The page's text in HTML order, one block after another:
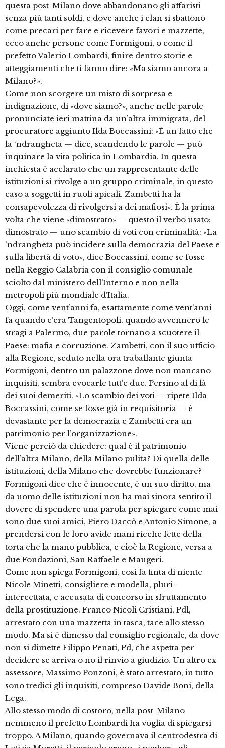
questa post-Milano dove abbandonano gli affaristi
senza più tanti soldi, e dove anche i clan si sbattono
come precari per fare e ricevere favori e mazzette,
ecco anche persone come Formigoni, o come il
prefetto Valerio Lombardi, finire dentro storie e
atteggiamenti che ti fanno dire: «Ma siamo ancora a
Milano?».
Come non scorgere un misto di sorpresa e
indignazione, di «dove siamo?», anche nelle parole
pronunciate ieri mattina da un’altra immigrata, del
procuratore aggiunto Ilda Boccassini: «È un fatto che
la ‘ndrangheta — dice, scandendo le parole — può
inquinare la vita politica in Lombardia. In questa
inchiesta è acclarato che un rappresentante delle
istituzioni si rivolge a un gruppo criminale, in questo
caso a soggetti in ruoli apicali. Zambetti ha la
consapevolezza di rivolgersi a dei mafiosi». È la prima
volta che viene «dimostrato» — questo il verbo usato:
dimostrato — uno scambio di voti con criminalità: «La
‘ndrangheta può incidere sulla democrazia del Paese e
sulla libertà di voto», dice Boccassini, come se fosse
nella Reggio Calabria con il consiglio comunale
sciolto dal ministero dell’Interno e non nella
metropoli più mondiale d’Italia.
Oggi, come vent’anni fa, esattamente come vent’anni
fa quando c’era Tangentopoli, quando avvennero le
stragi a Palermo, due parole tornano a scuotere il
Paese: mafia e corruzione. Zambetti, con il suo ufficio
alla Regione, seduto nella ora traballante giunta
Formigoni, dentro un palazzone dove non mancano
inquisiti, sembra evocarle tutt’e due. Persino al di là
dei suoi demeriti. «Lo scambio dei voti — ripete Ilda
Boccassini, come se fosse già in requisitoria — è
devastante per la democrazia e Zambetti era un
patrimonio per l’organizzazione».
Viene perciò da chiedere: qual è il patrimonio
dell’altra Milano, della Milano pulita? Di quella delle
istituzioni, della Milano che dovrebbe funzionare?
Formigoni dice che è innocente, è un suo diritto, ma
da uomo delle istituzioni non ha mai sinora sentito il
dovere di spendere una parola per spiegare come mai
sono due suoi amici, Piero Daccò e Antonio Simone, a
prendersi con le loro avide mani ricche fette della
torta che la mano pubblica, e cioè la Regione, versa a
due Fondazioni, San Raffaele e Maugeri.
Come non spiega Formigoni, così fa finta di niente
Nicole Minetti, consigliere e modella, pluri-
intercettata, e accusata di concorso in sfruttamento
della prostituzione. Franco Nicoli Cristiani, Pdl,
arrestato con una mazzetta in tasca, tace allo stesso
modo. Ma si è dimesso dal consiglio regionale, da dove
non si dimette Filippo Penati, Pd, che aspetta per
decidere se arriva o no il rinvio a giudizio. Un altro ex
assessore, Massimo Ponzoni, è stato arrestato, in tutto
sono tredici gli inquisiti, compreso Davide Boni, della
Lega.
Allo stesso modo di costoro, nella post-Milano
nemmeno il prefetto Lombardi ha voglia di spiegarsi
troppo. A Milano, quando governava il centrodestra di